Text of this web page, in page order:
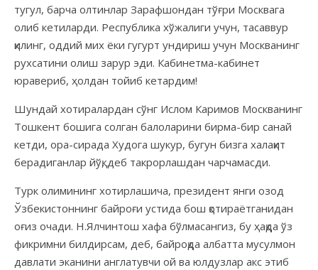
тугул, барча олтинлар Зарафшондан тўғри Москвага
олиб кетиларди. Республика хўжалиги учун, тасаввур
қилинг, оддий мих ёки гугурт ундириш учун Москванинг
рухсатини олиш зарур эди. Кабинетма-кабинет
юравериб, ҳолдан тойиб кетардим!
Шундай хотиралардан сўнг Ислом Каримов Москванинг
Тошкент бошига солган балоларини бирма-бир санай
кетди, ора-сирада Худога шукур, бугун бизга халақит
берадиганлар йўқ, деб такрорлашдан чарчамасди.
Турк олимининг хотирлашича, президент янги озод
Ўзбекистоннинг байроғи устида бош қотираётганидан
оғиз очади. Н.Ялчинтош хафа бўлмасангиз, бу ҳақда ўз
фикримни билдирсам, деб, байроқда албатта мусулмон
давлати эканини англатувчи ой ва юлдузлар акс этиб